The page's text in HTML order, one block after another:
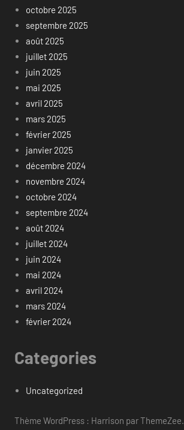
octobre 2025
septembre 2025
août 2025
juillet 2025
juin 2025
mai 2025
avril 2025
mars 2025
février 2025
janvier 2025
décembre 2024
novembre 2024
octobre 2024
septembre 2024
août 2024
juillet 2024
juin 2024
mai 2024
avril 2024
mars 2024
février 2024
Categories
Uncategorized
Thème WordPress : Harrison par ThemeZee.